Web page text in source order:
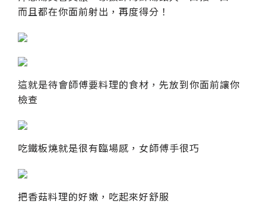
而且都在你面前射出，再度得分！
這就是待會師傅要料理的食材，先放到你面前讓你
檢查
吃鐵板燒就是很有臨場感，女師傅手很巧
把香菇料理的好嫩，吃起來好舒服